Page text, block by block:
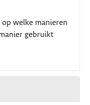
welke manieren
gebruikt